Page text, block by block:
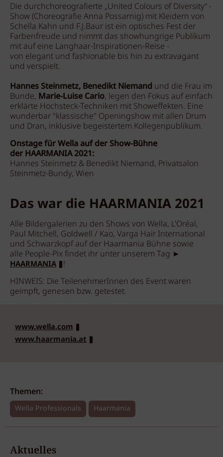
Die durchchoreografierte „United Colours of Diversity“ -
Show (Choreografie Anna Possarnig) mit Kleidern von
Schella Kahn und F.J.Baur ist ein optisches Fest der
Farbenfreude und nimmt das showhungrige Publikum
mit auf eine Langhaar-Inspirationen-Reise -
von elegant und fashionable bis hin zu extravagant
und verspielt.
Hannes Steinmetz, Benedikt Niemand und die Frau im
Bunde, Marie-Luise Cario, legen den Fokus auf einfach
erklärte Hochsteck-Techniken mit Showeffekten. Eine
wunderbar "klassische" Openingshow mit allen Drum
und Dran, inklusive begeistertem Kollegenpublikum.
Onstage für Wella auf der Show-Bühne
der HAARMANIA 2021:
Hannes Steinmetz & Benedikt Niemand, Privatsalon
Steinmetz-Bundy, Wien
Das war die HAARMANIA 2021
Alle Bildergalerien zu den Shows von Wella, L'Oréal,
Paul Mitchell, Goldwell / Kao, Varga Hair International
und Schwarzkopf auf der Haarmania Bühne sowie
alle People-Pix findet ihr unter unserem Tag ►
HAARMANIA
!
HINWEIS: Die TeilenehmerInnen des Event waren
geimpft, genesen bzw. getestet.
www.wella.com
www.haarmania.at
Themen:
Wella Professionals Haarmania
Aktuelles